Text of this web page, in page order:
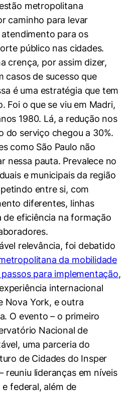
metropolitana
caminho para levar
para os
público nas cidades.
crença, por assim dizer,
casos de sucesso que
é uma estratégia que tem
Foi o que se viu em Madri,
1980. Lá, a redução nos
do serviço chegou a 30%.
como São Paulo não
nessa pauta. Prevalece no
e municipais da região
entre si, com
diferentes, linhas
de eficiência na formação
relevância, foi debatido
da mobilidade
para implementação,
internacional
Nova York, e outra
O evento – o primeiro
Nacional de
uma parceria do
de Cidades do Insper
reuniu lideranças em níveis
federal, além de